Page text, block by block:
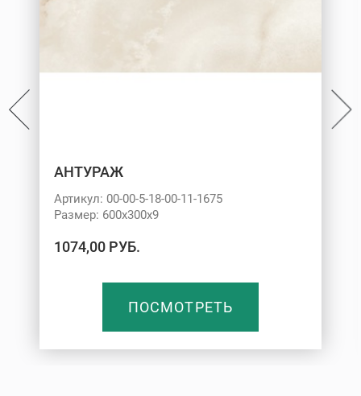
АНТУРАЖ
Артикул: 00-00-5-18-00-11-1675
Размер: 600х300х9
1074,00 РУБ.
ПОСМОТРЕТЬ